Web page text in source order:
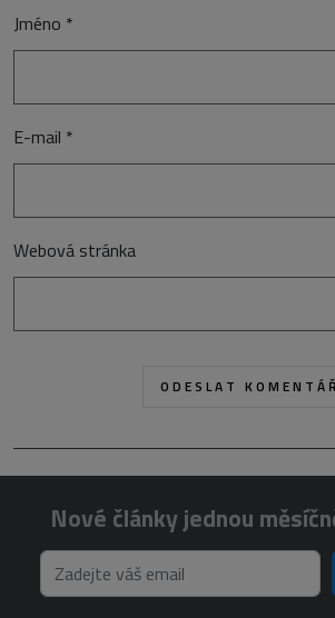
Jméno *
E-mail *
Webová stránka
Nové články jednou